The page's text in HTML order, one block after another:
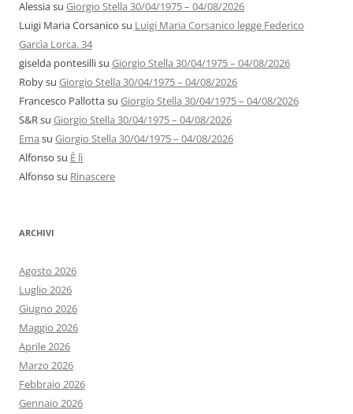
Alessiasu Giorgio Stella 30/04/1975 – 04/08/2026
Luigi Maria Corsanico su Luigi Maria Corsanico legge Federico
Garcìa Lorca. 34
giselda pontesillisu Giorgio Stella 30/04/1975 – 04/08/2026
Robysu Giorgio Stella 30/04/1975 – 04/08/2026
Francesco Pallottasu Giorgio Stella 30/04/1975 – 04/08/2026
S&Rsu Giorgio Stella 30/04/1975 – 04/08/2026
Ema su Giorgio Stella 30/04/1975 – 04/08/2026
Alfonso su È lì
Alfonso su Rinascere
ARCHIVI
Agosto 2026
Luglio 2026
Giugno 2026
Maggio 2026
Aprile 2026
Marzo 2026
Febbraio 2026
Gennaio 2026